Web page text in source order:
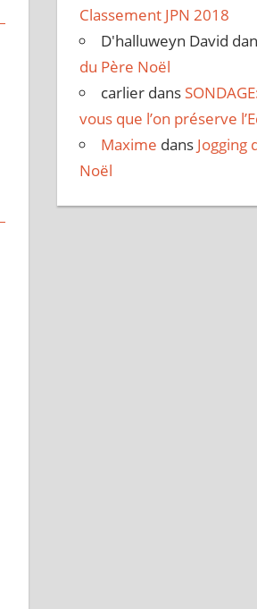
Classement JPN 2018
D'halluweyn David
du Père Noël
carlier dans
vous que l’on préserve
Maxime dans Jogging
Noël